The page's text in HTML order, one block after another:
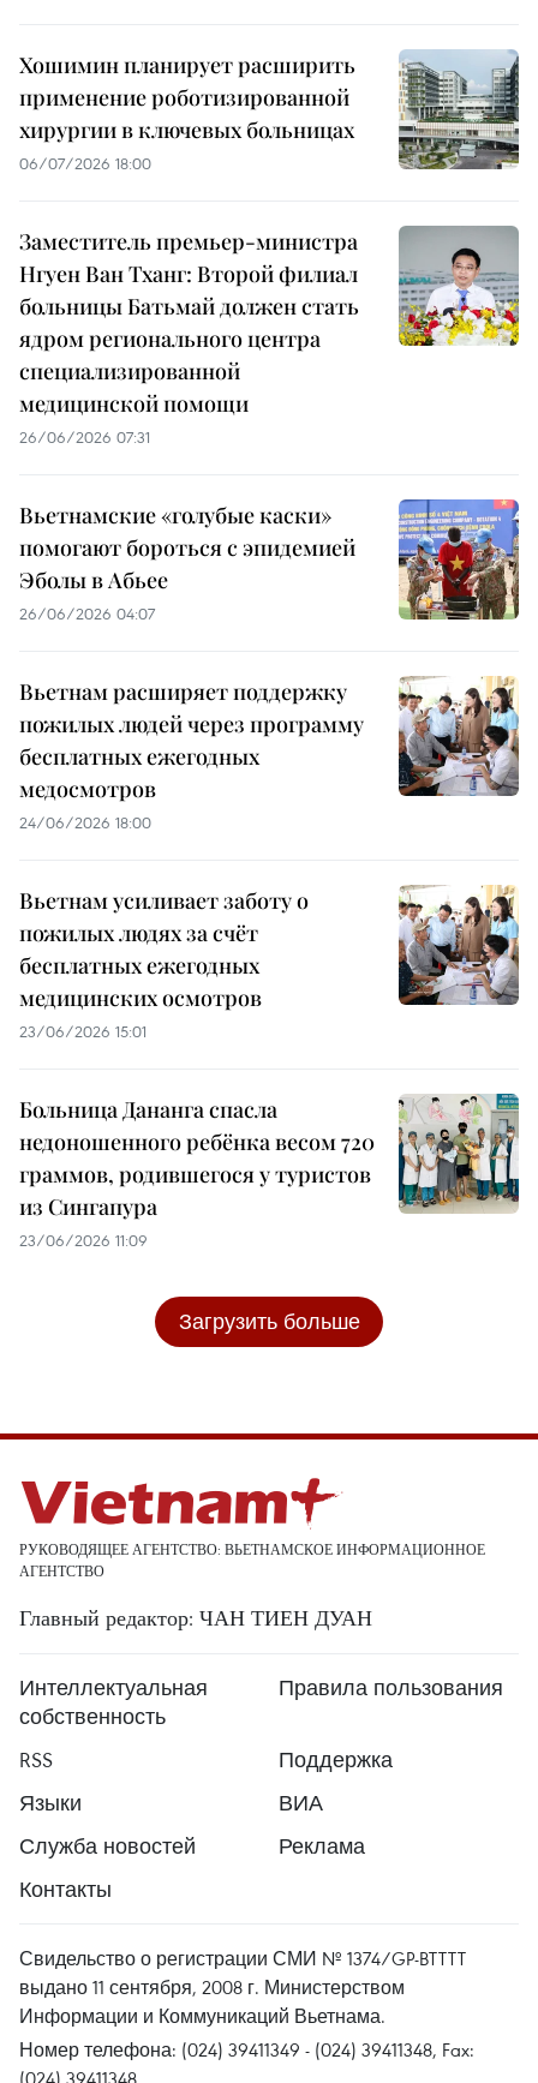
Хошимин планирует расширить
применение роботизированной
хирургии в ключевых больницах
06/07/2026 18:00
Заместитель премьер-министра
Нгуен Ван Тханг: Второй филиал
больницы Батьмай должен стать
ядром регионального центра
специализированной
медицинской помощи
26/06/2026 07:31
Вьетнамские «голубые каски»
помогают бороться с эпидемией
Эболы в Абьее
26/06/2026 04:07
Вьетнам расширяет поддержку
пожилых людей через программу
бесплатных ежегодных
медосмотров
24/06/2026 18:00
Вьетнам усиливает заботу о
пожилых людях за счёт
бесплатных ежегодных
медицинских осмотров
23/06/2026 15:01
Больница Дананга спасла
недоношенного ребёнка весом 720
граммов, родившегося у туристов
из Сингапура
23/06/2026 11:09
Загрузить больше
РУКОВОДЯЩЕЕ АГЕНТСТВО: ВЬЕТНАМСКОЕ ИНФОРМАЦИОННОЕ
АГЕНТСТВО
Главный редактор: ЧАН ТИЕН ДУАН
Интеллектуальная
собственность
Правила пользования
RSS
Поддержка
Языки
ВИА
Служба новостей
Реклама
Контакты
Свидельство о регистрации СМИ № 1374/GP-BTTTT
выдано 11 сентября, 2008 г. Министерством
Информации и Коммуникаций Вьетнама.
Номер телефона: (024) 39411349 - (024) 39411348, Fax: